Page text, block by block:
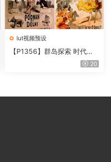
lut视频预设
【P1356】群岛探索 时代马
戏团 – QUEST 60 调色预设A
20